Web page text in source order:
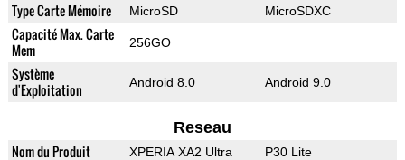
Type Carte Mémoire MicroSD MicroSDXC
Capacité Max. Carte
Mem
256GO
Système
d'Exploitation
Android 8.0 Android 9.0
Reseau
Nom du Produit XPERIA XA2 Ultra P30 Lite